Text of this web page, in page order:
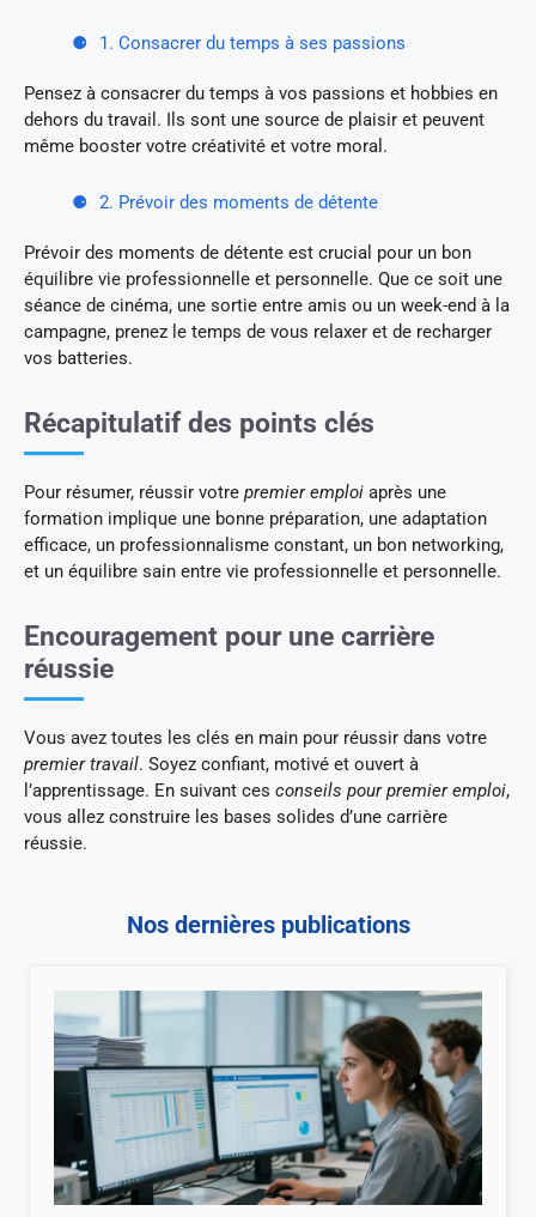
1. Consacrer du temps à ses passions
Pensez à consacrer du temps à vos passions et hobbies en
dehors du travail. Ils sont une source de plaisir et peuvent
même booster votre créativité et votre moral.
2. Prévoir des moments de détente
Prévoir des moments de détente est crucial pour un bon
équilibre vie professionnelle et personnelle. Que ce soit une
séance de cinéma, une sortie entre amis ou un week-end à la
campagne, prenez le temps de vous relaxer et de recharger
vos batteries.
Récapitulatif des points clés
Pour résumer, réussir votre premier emploi après une
formation implique une bonne préparation, une adaptation
efficace, un professionnalisme constant, un bon networking,
et un équilibre sain entre vie professionnelle et personnelle.
Encouragement pour une carrière
réussie
Vous avez toutes les clés en main pour réussir dans votre
premier travail. Soyez confiant, motivé et ouvert à
l’apprentissage. En suivant ces conseils pour premier emploi,
vous allez construire les bases solides d’une carrière
réussie.
Nos dernières publications